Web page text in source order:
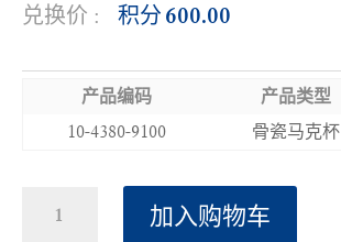
兑换价 : 积分600.00
产品编码 产品类型
10-4380-9100
骨瓷马克杯
加入购物车